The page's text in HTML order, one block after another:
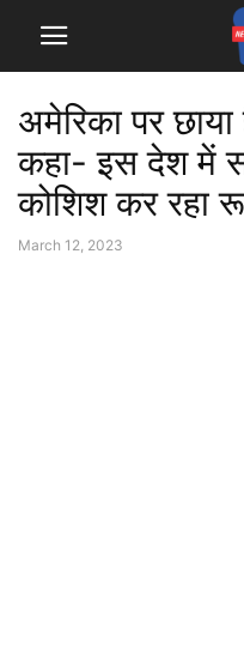
अमेरिका पर
कहा- इस देश में
कोशिश कर रहा
March 12, 2023